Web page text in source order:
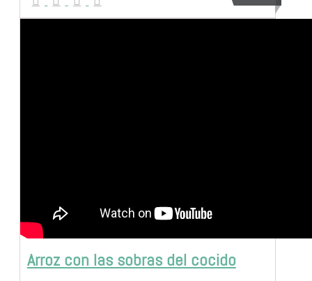
Arroz con las sobras del cocido